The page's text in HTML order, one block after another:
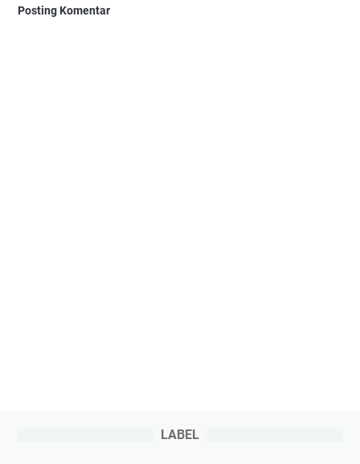
Posting Komentar
LABEL